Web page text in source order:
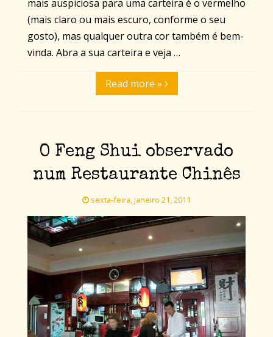
mais auspiciosa para uma carteira é o vermelho
(mais claro ou mais escuro, conforme o seu
gosto), mas qualquer outra cor também é bem-
vinda. Abra a sua carteira e veja …
Read more »
O Feng Shui observado
num Restaurante Chinês
sexta-feira, janeiro 21, 2011